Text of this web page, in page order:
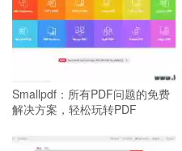
Smallpdf：所有PDF问题的免费
解决方案，轻松玩转PDF